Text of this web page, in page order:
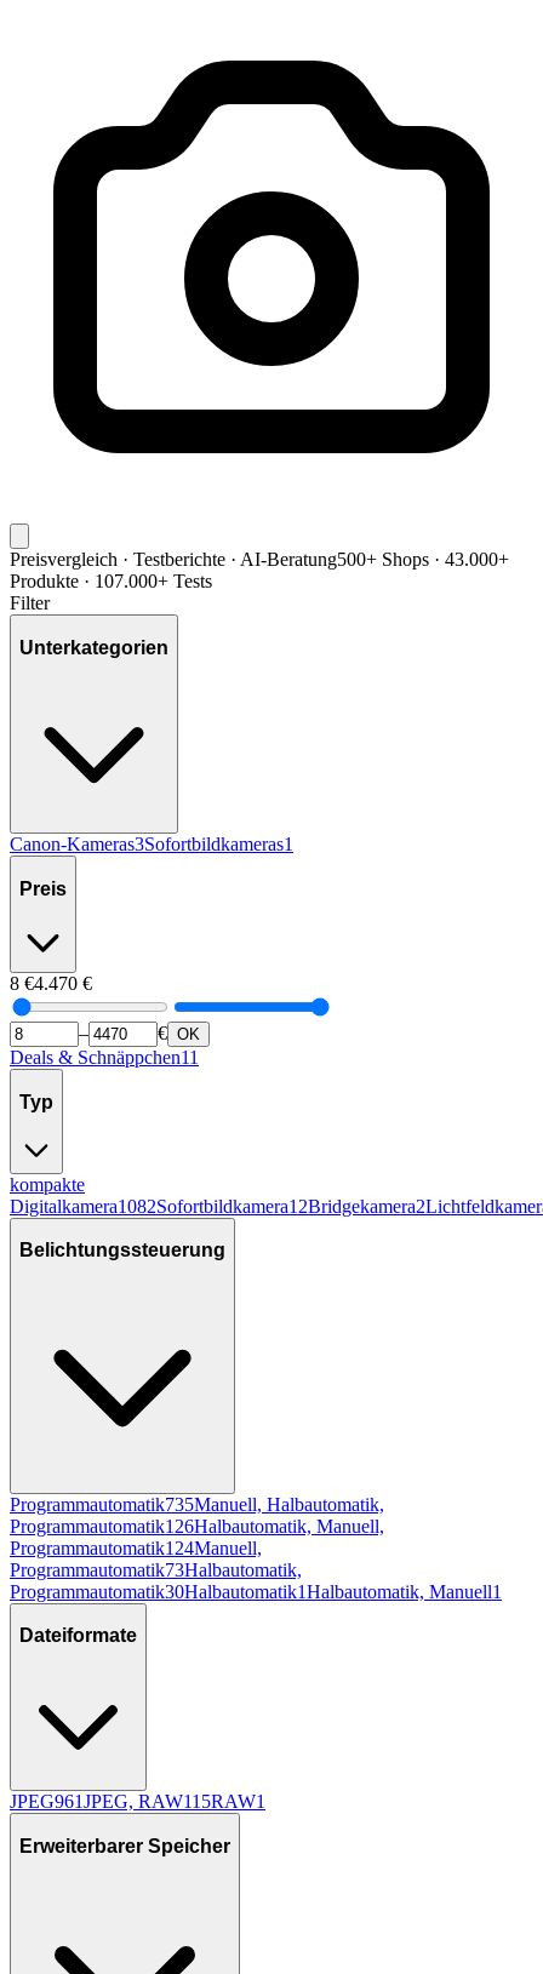
Preisvergleich · Testberichte · AI-Beratung500+ Shops · 43.000+
Produkte · 107.000+ Tests
Filter
Unterkategorien
Canon-Kameras3Sofortbildkameras1
Preis
8 €4.470 €
– € OK
Deals & Schnäppchen11
Typ
kompakte
Digitalkamera1082Sofortbildkamera12Bridgekamera2
Belichtungssteuerung
Programmautomatik735Manuell, Halbautomatik,
Programmautomatik126Halbautomatik, Manuell,
Programmautomatik124Manuell,
Programmautomatik73Halbautomatik,
Programmautomatik30Halbautomatik1Halbautomatik, Manuell1
Dateiformate
JPEG961JPEG, RAW115RAW1
Erweiterbarer Speicher